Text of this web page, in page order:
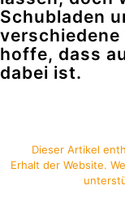
Schubladen
hoffe, dass
dabei ist.
Dieser Artikel
Erhalt der Website.